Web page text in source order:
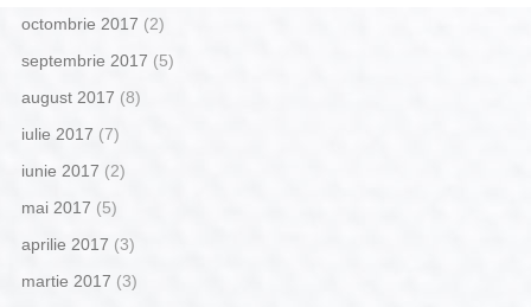
octombrie 2017 (2)
septembrie 2017 (5)
august 2017 (8)
iulie 2017 (7)
iunie 2017 (2)
mai 2017 (5)
aprilie 2017 (3)
martie 2017 (3)